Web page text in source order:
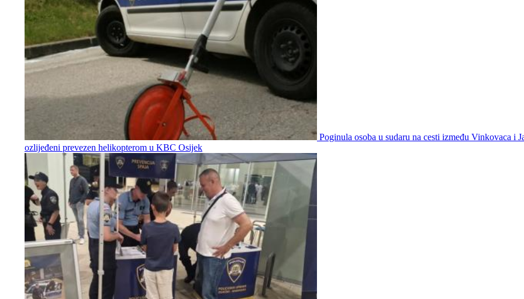
Poginula osoba u sudaru na cesti između Vinkovaca i
ozlijeđeni prevezen helikopterom u KBC Osijek